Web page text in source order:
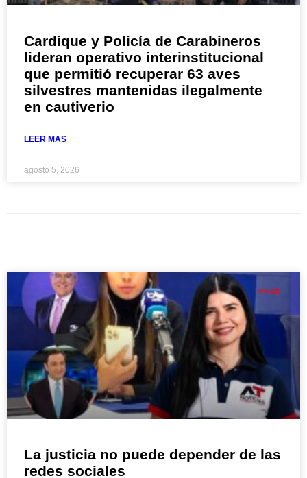
Cardique y Policía de Carabineros
lideran operativo interinstitucional
que permitió recuperar 63 aves
silvestres mantenidas ilegalmente
en cautiverio
LEER MAS
agosto 5, 2026
OPINIÓN
La justicia no puede depender de las
redes sociales